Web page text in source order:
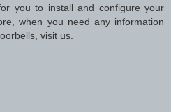
you to install and configure your
when you need any information
visit us.